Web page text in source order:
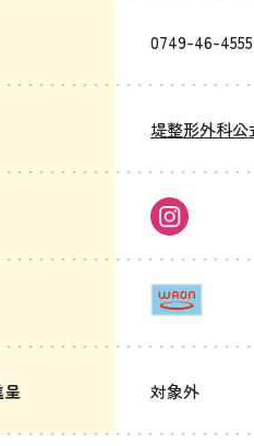
0749-46-4555
堤整形外科公
対象外